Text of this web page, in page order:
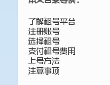
了解租号平台
注册账号
选择租号
支付租号费用
上号方法
注意事项